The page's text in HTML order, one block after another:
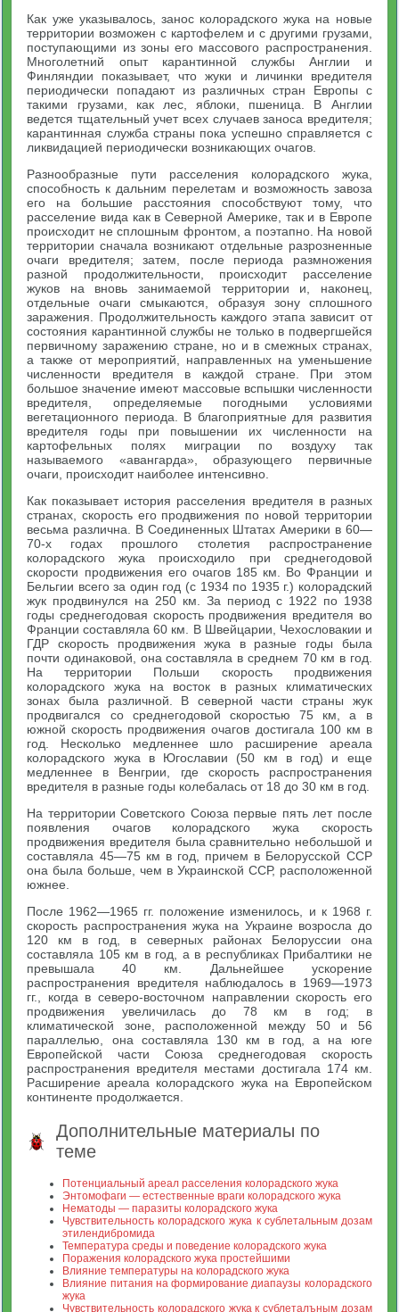
Как уже указывалось, занос колорадского жука на новые
территории возможен с картофелем и с другими грузами,
поступающими из зоны его массового распространения.
Многолетний опыт карантинной службы Англии и
Финляндии показывает, что жуки и личинки вредителя
периодически попадают из различных стран Европы с
такими грузами, как лес, яблоки, пшеница. В Англии
ведется тщательный учет всех случаев заноса вредителя;
карантинная служба страны пока успешно справляется с
ликвидацией периодически возникающих очагов.
Разнообразные пути расселения колорадского жука,
способность к дальним перелетам и возможность завоза
его на большие расстояния способствуют тому, что
расселение вида как в Северной Америке, так и в Европе
происходит не сплошным фронтом, а поэтапно. На новой
территории сначала возникают отдельные разрозненные
очаги вредителя; затем, после периода размножения
разной продолжительности, происходит расселение
жуков на вновь занимаемой территории и, наконец,
отдельные очаги смыкаются, образуя зону сплошного
заражения. Продолжительность каждого этапа зависит от
состояния карантинной службы не только в подвергшейся
первичному заражению стране, но и в смежных странах,
а также от мероприятий, направленных на уменьшение
численности вредителя в каждой стране. При этом
большое значение имеют массовые вспышки численности
вредителя, определяемые погодными условиями
вегетационного периода. В благоприятные для развития
вредителя годы при повышении их численности на
картофельных полях миграции по воздуху так
называемого «авангарда», образующего первичные
очаги, происходит наиболее интенсивно.
Как показывает история расселения вредителя в разных
странах, скорость его продвижения по новой территории
весьма различна. В Соединенных Штатах Америки в 60—
70-х годах прошлого столетия распространение
колорадского жука происходило при среднегодовой
скорости продвижения его очагов 185 км. Во Франции и
Бельгии всего за один год (с 1934 по 1935 г.) колорадский
жук продвинулся на 250 км. За период с 1922 по 1938
годы среднегодовая скорость продвижения вредителя во
Франции составляла 60 км. В Швейцарии, Чехословакии и
ГДР скорость продвижения жука в разные годы была
почти одинаковой, она составляла в среднем 70 км в год.
На территории Польши скорость продвижения
колорадского жука на восток в разных климатических
зонах была различной. В северной части страны жук
продвигался со среднегодовой скоростью 75 км, а в
южной скорость продвижения очагов достигала 100 км в
год. Несколько медленнее шло расширение ареала
колорадского жука в Югославии (50 км в год) и еще
медленнее в Венгрии, где скорость распространения
вредителя в разные годы колебалась от 18 до 30 км в год.
На территории Советского Союза первые пять лет после
появления очагов колорадского жука скорость
продвижения вредителя была сравнительно небольшой и
составляла 45—75 км в год, причем в Белорусской ССР
она была больше, чем в Украинской ССР, расположенной
южнее.
После 1962—1965 гг. положение изменилось, и к 1968 г.
скорость распространения жука на Украине возросла до
120 км в год, в северных районах Белоруссии она
составляла 105 км в год, а в республиках Прибалтики не
превышала 40 км. Дальнейшее ускорение
распространения вредителя наблюдалось в 1969—1973
гг., когда в северо-восточном направлении скорость его
продвижения увеличилась до 78 км в год; в
климатической зоне, расположенной между 50 и 56
параллелью, она составляла 130 км в год, а на юге
Европейской части Союза среднегодовая скорость
распространения вредителя местами достигала 174 км.
Расширение ареала колорадского жука на Европейском
континенте продолжается.
Дополнительные материалы по
теме
Потенциальный ареал расселения колорадского жука
Энтомофаги — естественные враги колорадского жука
Нематоды — паразиты колорадского жука
Чувствительность колорадского жука к сублетальным дозам
этилендибромида
Температура среды и поведение колорадского жука
Поражения колорадского жука простейшими
Влияние температуры на колорадского жука
Влияние питания на формирование диапаузы колорадского
жука
Чувствительность колорадского жука к сублеталъным дозам